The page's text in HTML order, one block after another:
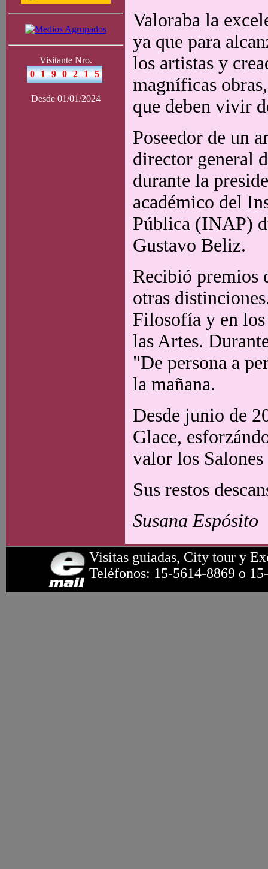
Visitante Nro.
Desde 01/01/2024
Valoraba la
ya que para
los artistas y
magníficas
que deben vivir
Poseedor de un
director general
durante la
académico del
Pública (INAP)
Gustavo Beliz.
Recibió premios
otras
Filosofía y en los
las Artes.
"De persona a
la mañana.
Desde junio de
Glace,
valor los
Sus restos
Susana Espósito
Visitas guiadas, City tour y
Teléfonos: 15-5614-8869 o